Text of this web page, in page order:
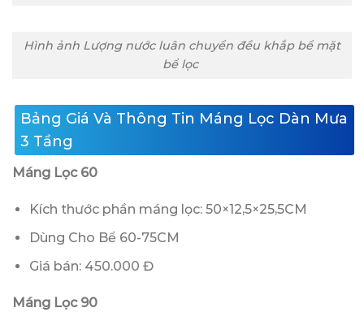
Hình ảnh Lượng nước luân chuyển đều khắp bể mặt
bể lọc
Bảng Giá Và Thông Tin Máng Lọc Dàn Mưa
3 Tầng
Máng Lọc 60
Kích thước phần máng lọc: 50×12,5×25,5CM
Dùng Cho Bể 60-75CM
Giá bán: 450.000 Đ
Máng Lọc 90